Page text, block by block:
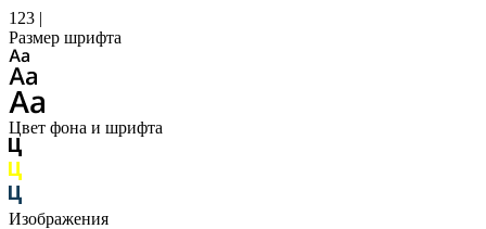
123 |
Размер шрифта
Цвет фона и шрифта
Изображения